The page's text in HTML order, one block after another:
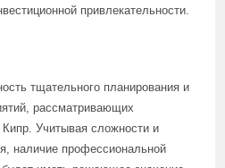
привлекательности.
тщательного планирования и
рассматривающих
Учитывая сложности и
наличие профессиональной